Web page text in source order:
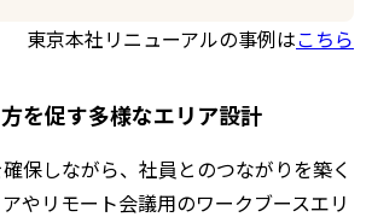
東京本社リニューアルの事例はこちら
を促す多様なエリア設計
保しながら、社員とのつながりを築く
やリモート会議用のワークブースエリ